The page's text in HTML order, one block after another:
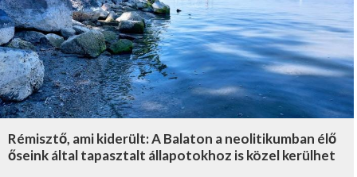
Rémisztő, ami kiderült: A Balaton a neolitikumban élő
őseink által tapasztalt állapotokhoz is közel kerülhet